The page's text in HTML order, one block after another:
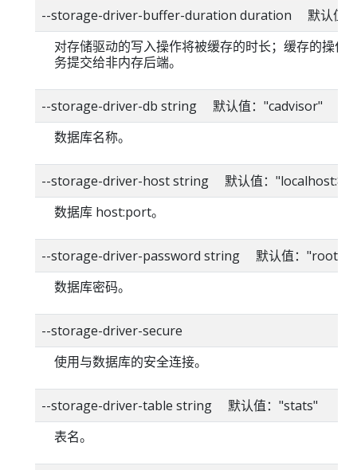
--storage-driver-buffer-duration duration 默认值
对存储驱动的写入操作将被缓存的时长；缓存的操作
务提交给非内存后端。
--storage-driver-db string 默认值："cadvisor"
数据库名称。
--storage-driver-host string 默认值：
数据库 host:port。
--storage-driver-password string 默认值："root"
数据库密码。
--storage-driver-secure
使用与数据库的安全连接。
--storage-driver-table string 默认值："stats"
表名。